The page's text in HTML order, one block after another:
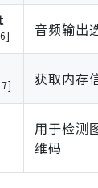
音频输出
获取内存
用于检测
维码